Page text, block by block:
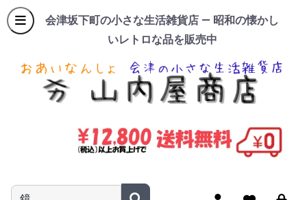
会津坂下町の小さな生活雑貨店 — 昭和の懐かし
いレトロな品を販売中
商品名やキーワードを入力